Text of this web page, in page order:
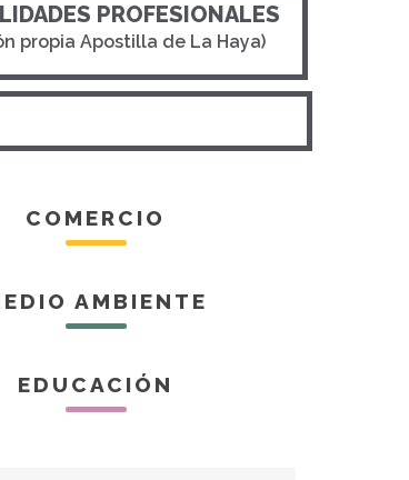
PROFESIONALES
propia Apostilla de La Haya)
COMERCIO
AMBIENTE
EDUCACIÓN